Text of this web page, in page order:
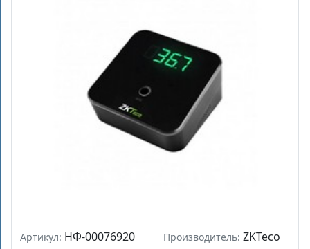
Артикул: НФ-00076920 Производитель: ZKTeco